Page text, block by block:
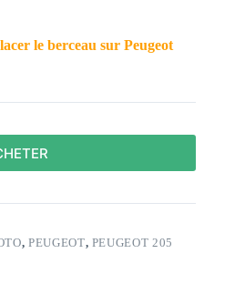
le berceau sur Peugeot
, PEUGEOT, PEUGEOT 205